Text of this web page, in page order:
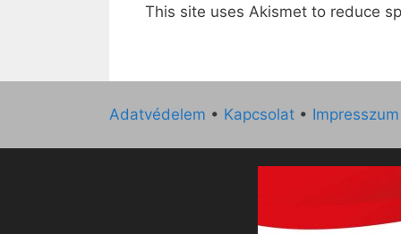
This site uses Akismet to reduce
Adatvédelem • Kapcsolat • Impresszum